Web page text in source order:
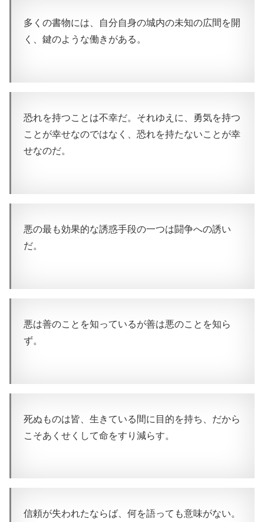
多くの書物には、自分自身の城内の未知の広間を開
く、鍵のような働きがある。
恐れを持つことは不幸だ。それゆえに、勇気を持つ
ことが幸せなのではなく、恐れを持たないことが幸
せなのだ。
悪の最も効果的な誘惑手段の一つは闘争への誘い
だ。
悪は善のことを知っているが善は悪のことを知ら
ず。
死ぬものは皆、生きている間に目的を持ち、だから
こそあくせくして命をすり減らす。
信頼が失われたならば、何を語っても意味がない。